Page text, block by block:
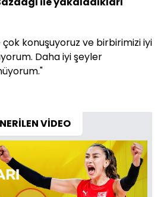
çok konuşuyoruz ve birbirimizi iyi
Daha iyi şeyler
VİDEO